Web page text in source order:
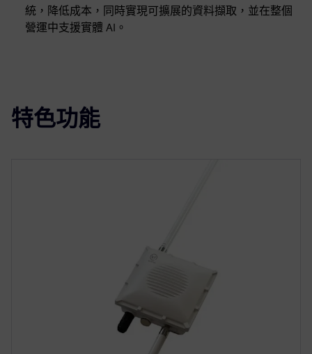
統，降低成本，同時實現可擴展的資料擷取，並在整個
營運中支援實體 AI。
特色功能